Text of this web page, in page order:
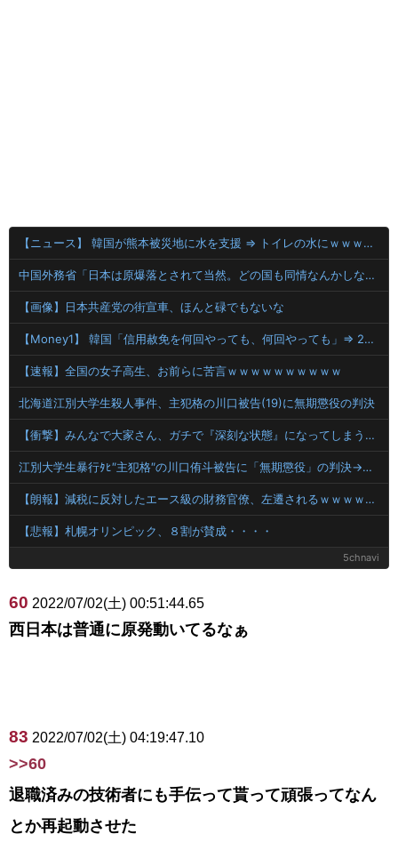
【ニュース】 韓国が熊本被災地に水を支援 ⇒ トイレの水にｗｗｗｗｗｗｗ
中国外務省「日本は原爆落とされて当然。どの国も同情なんかしない」
【画像】日本共産党の街宣車、ほんと碌でもないな
【Money1】 韓国「信用赦免を何回やっても、何回やっても」⇒ 257万人赦免したのに60万人がまた延滞者に転落！
【速報】全国の女子高生、お前らに苦言ｗｗｗｗｗｗｗｗｗｗ
北海道江別大学生殺人事件、主犯格の川口被告(19)に無期懲役の判決
【衝撃】みんなで大家さん、ガチで『深刻な状態』になってしまう・・・・
江別大学生暴行ﾀﾋ″主犯格″の川口侑斗被告に「無期懲役」の判決→当時17歳少年に「懲役30年」の判決
【朗報】減税に反対したエース級の財務官僚、左遷されるｗｗｗｗｗｗ
【悲報】札幌オリンピック、８割が賛成・・・・
5chnavi
60 2022/07/02(土) 00:51:44.65
西日本は普通に原発動いてるなぁ
83 2022/07/02(土) 04:19:47.10
>>60
退職済みの技術者にも手伝って貰って頑張ってなん
とか再起動させた